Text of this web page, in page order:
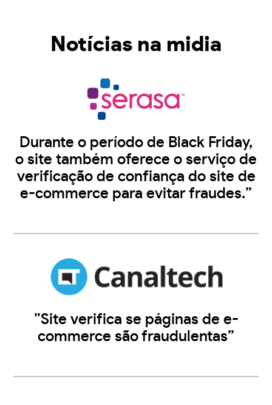
Notícias na midia
Durante o período de Black Friday,
o site também oferece o serviço de
verificação de confiança do site de
e-commerce para evitar fraudes.”
”Site verifica se páginas de e-
commerce são fraudulentas”